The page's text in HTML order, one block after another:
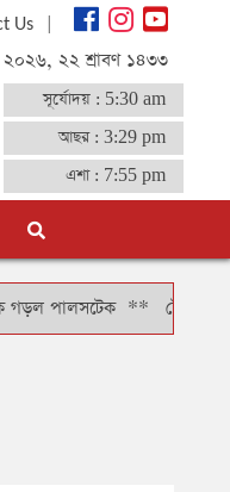
Us|
২২ শ্রাবণ ১৪৩৩
সূর্যোদয় : 5:30 am
আছর : 3:29 pm
এশা : 7:55 pm
**টোকিওতে